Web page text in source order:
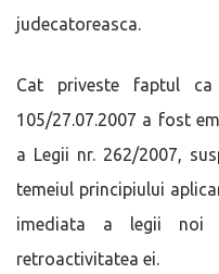
judecatoreasca.
Cat priveste faptul
105/27.07.2007 a fost
a Legii nr. 262/2007,
temeiul principiului
imediata a legii noi
retroactivitatea ei.